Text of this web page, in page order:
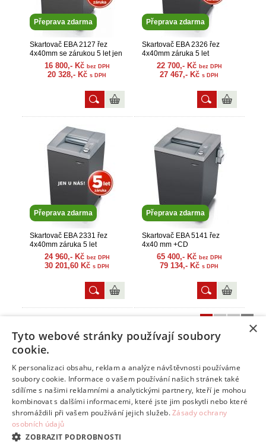
Přeprava zdarma
Skartovač EBA 2127 řez
4x40mm se zárukou 5 let jen
u nás16 800,- Kč bez DPH
20 328,- Kč s DPH
Přeprava zdarma
Skartovač EBA 2326 řez
4x40mm záruka 5 let
22 700,- Kč bez DPH
27 467,- Kč s DPH
Přeprava zdarma
Skartovač EBA 2331 řez
4x40mm záruka 5 let
24 960,- Kč bez DPH
30 201,60 Kč s DPH
Přeprava zdarma
Skartovač EBA 5141 řez
4x40 mm +CD
65 400,- Kč bez DPH
79 134,- Kč s DPH
Info
Tipy na volný čas
Kontakt
Odstoupení od smlouvy
×
Tyto webové stránky používají soubory
cookie.
K personalizaci obsahu, reklam a analýze návštěvnosti používáme
soubory cookie. Informace o vašem používání našich stránek také
sdílíme s našimi reklamními a analytickými partnery, kteří je mohou
kombinovat s dalšími informacemi, které jste jim poskytli nebo které
shromáždili při vašem používání jejich služeb.Zásady ochrany
osobních údajů
ZOBRAZIT PODROBNOSTI